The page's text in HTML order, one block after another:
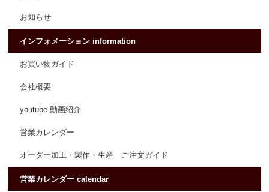
お知らせ
インフォメーション information
お買い物ガイド
会社概要
youtube 動画紹介
営業カレンダー
オーダー加工・製作・生産 ご注文ガイド
営業カレンダー calendar